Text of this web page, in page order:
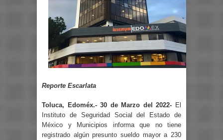
Reporte Escarlata
Toluca, Edoméx.- 30 de Marzo del 2022- El
Instituto de Seguridad Social del Estado de
México y Municipios informa que no tiene
registrado algún presunto sueldo mayor a 230